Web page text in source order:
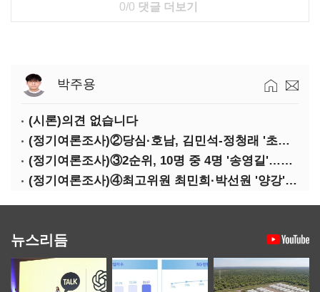
0/0 댓글 더보기
박주용
(시론)의견 없습니다
(정기여론조사)②당심·호남, 김민석-정청래 '초접전'
(정기여론조사)③2순위, 10명 중 4명 '송영길'…정청래 '한 자릿수'
(정기여론조사)④최고위원 최민희·박선원 '양강'…서미화·이성윤·임미애 뒤이어
뉴스리듬